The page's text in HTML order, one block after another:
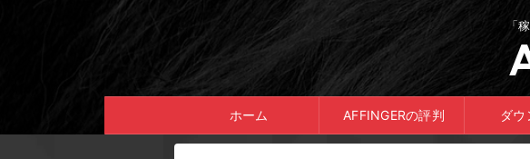
「
ホーム AFFINGERの評判 ダウ